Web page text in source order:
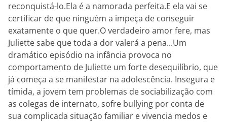
reconquistá-lo.Ela é a namorada perfeita.E ela vai se
certificar de que ninguém a impeça de conseguir
exatamente o que quer.O verdadeiro amor fere, mas
Juliette sabe que toda a dor valerá a pena...Um
dramático episódio na infância provoca no
comportamento de Juliette um forte desequilíbrio, que
já começa a se manifestar na adolescência. Insegura e
tímida, a jovem tem problemas de sociabilização com
as colegas de internato, sofre bullying por conta de
sua complicada situação familiar e vivencia medos e